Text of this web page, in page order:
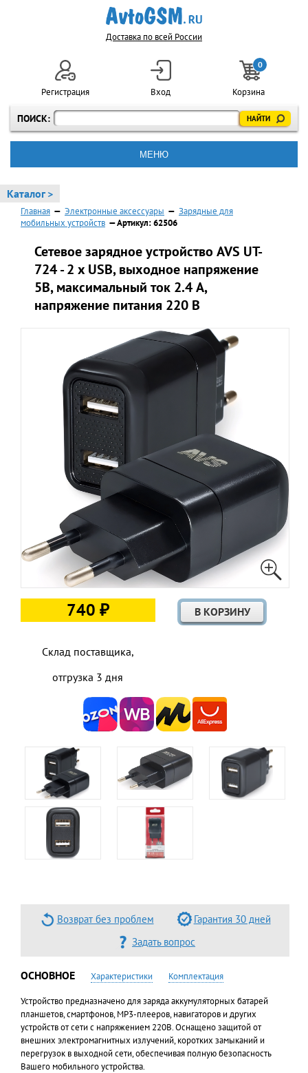
Доставка по всей России
ПОИСК:
Регистрация Вход
0
Корзина
МЕНЮ
Каталог >
Главная — Электронные аксессуары — Зарядные для
мобильных устройств — Артикул: 62506
Сетевое зарядное устройство AVS UT-
724 - 2 x USB, выходное напряжение
5В, максимальный ток 2.4 A,
напряжение питания 220 В
740 ₽
Склад поставщика,
отгрузка 3 дня
Возврат без проблем
Гарантия 30 дней
Задать вопрос
ОСНОВНОЕ Характеристики Комплектация
Устройство предназначено для заряда аккумуляторных батарей
планшетов, смартфонов, MP3-плееров, навигаторов и других
устройств от сети с напряжением 220В. Оснащено защитой от
внешних электромагнитных излучений, коротких замыканий и
перегрузок в выходной сети, обеспечивая полную безопасность
Вашего мобильного устройства.